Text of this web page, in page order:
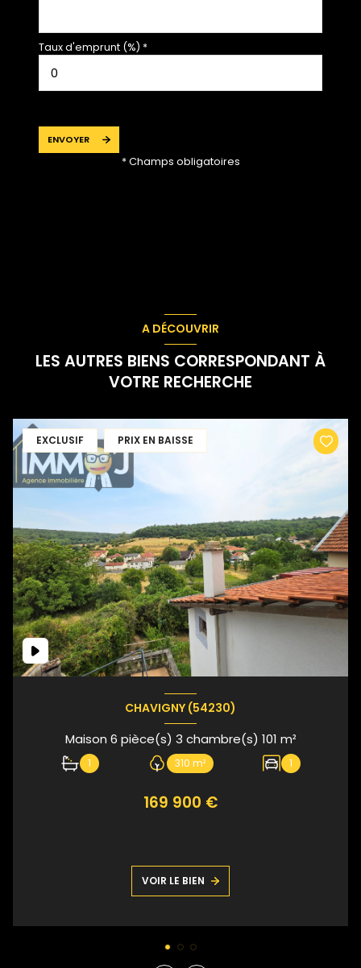
Taux d'emprunt (%) *
ENVOYER
* Champs obligatoires
A DÉCOUVRIR
LES AUTRES BIENS CORRESPONDANT À
VOTRE RECHERCHE
EXCLUSIF PRIX EN BAISSE
CHAVIGNY (54230)
Maison 6 pièce(s) 3 chambre(s) 101 m²
1 310 m² 1
169 900 €
VOIR LE BIEN